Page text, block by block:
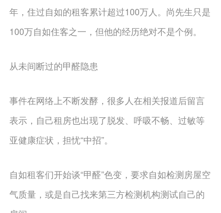
年，住过自如的租客累计超过100万人。尚先生只是
100万自如住客之一，但他的经历绝对不是个例。
从未间断过的甲醛隐患
事件在网络上不断发酵，很多人在相关报道后留言
表示，自己租房也出现了脱发、呼吸不畅、过敏等
亚健康症状，担忧“中招”。
自如租客们开始谈“甲醛”色变，要求自如检测房屋空
气质量，或是自己找来第三方检测机构测试自己的